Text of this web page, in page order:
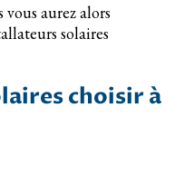
aurez alors
solaires
choisir à